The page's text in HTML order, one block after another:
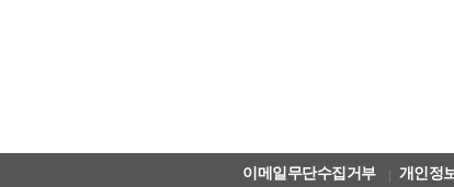
이메일무단수집거부 개인정